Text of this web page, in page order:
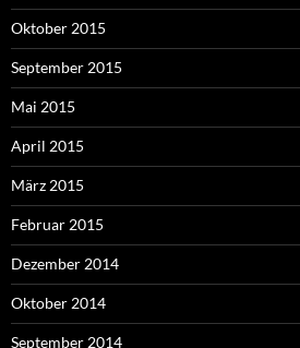
Oktober 2015
September 2015
Mai 2015
April 2015
März 2015
Februar 2015
Dezember 2014
Oktober 2014
September 2014